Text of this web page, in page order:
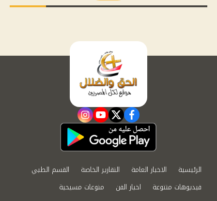
facebook
twitter
youtube
instagram
الرئيسية الاخبار العامة التقارير الخاصة
القسم الطبي
فيديوهات متنوعة
اخبار الفن
منوعات مسيحية